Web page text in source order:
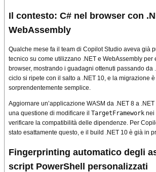
Il contesto: C# nel browser con
WebAssembly
Qualche mese fa il team di Copilot Studio aveva già
tecnico su come utilizzano .NET e WebAssembly per
browser, mostrando i guadagni ottenuti passando da
ciclo si ripete con il salto a .NET 10, e la migrazione
sorprendentemente semplice.
Aggiornare un’applicazione WASM da .NET 8 a
una questione di modificare il TargetFramework nei
verificare la compatibilità delle dipendenze. Per
stato esattamente questo, e il build .NET 10 è già in
Fingerprinting automatico degli
script PowerShell personalizzati